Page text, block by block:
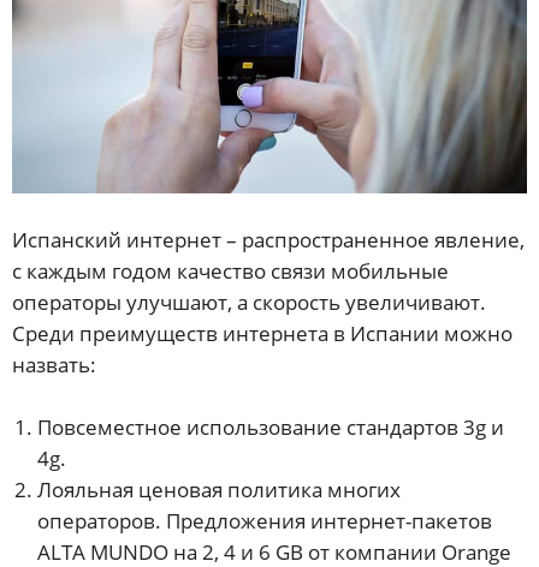
Испанский интернет – распространенное явление,
с каждым годом качество связи мобильные
операторы улучшают, а скорость увеличивают.
Среди преимуществ интернета в Испании можно
назвать:
Повсеместное использование стандартов 3g и
4g.
Лояльная ценовая политика многих
операторов. Предложения интернет-пакетов
ALTA MUNDO на 2, 4 и 6 GB от компании Orange